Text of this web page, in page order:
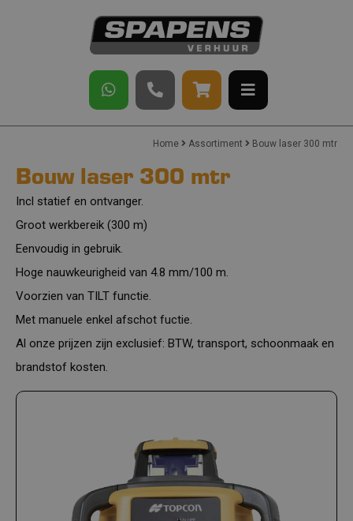
Home Assortiment Bouw laser 300 mtr
Bouw laser 300 mtr
Incl statief en ontvanger.
Groot werkbereik (300 m)
Eenvoudig in gebruik.
Hoge nauwkeurigheid van 4.8 mm/100 m.
Voorzien van TILT functie.
Met manuele enkel afschot fuctie.
Al onze prijzen zijn exclusief: BTW, transport, schoonmaak en
brandstof kosten.